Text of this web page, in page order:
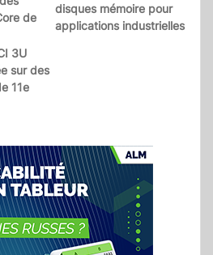
de
disques mémoire pour
applications industrielles
3U
sur des
11e